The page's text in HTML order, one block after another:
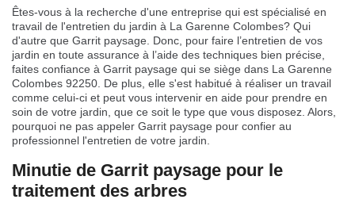
Êtes-vous à la recherche d'une entreprise qui est spécialisé en
travail de l'entretien du jardin à La Garenne Colombes? Qui
d'autre que Garrit paysage. Donc, pour faire l’entretien de vos
jardin en toute assurance à l’aide des techniques bien précise,
faites confiance à Garrit paysage qui se siège dans La Garenne
Colombes 92250. De plus, elle s'est habitué à réaliser un travail
comme celui-ci et peut vous intervenir en aide pour prendre en
soin de votre jardin, que ce soit le type que vous disposez. Alors,
pourquoi ne pas appeler Garrit paysage pour confier au
professionnel l'entretien de votre jardin.
Minutie de Garrit paysage pour le
traitement des arbres